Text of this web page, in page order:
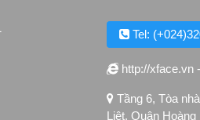
Tel:
http://xface.vn
Tầng 6, Tòa
Liệt, Quận